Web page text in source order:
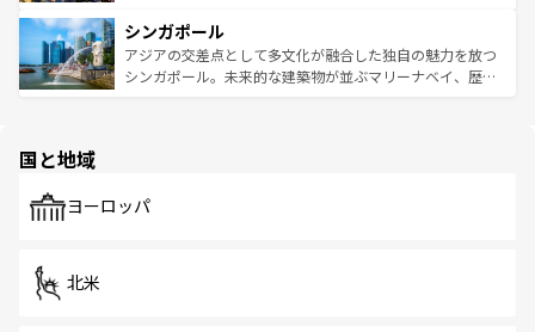
参照してほしい。
激する。気候は一年中温暖で、どの季節にも異なる楽しみ
が待っている。親しみやすいタイの人々、仏教を中心とし
た文化、そして多様な観光資源が、訪れる旅人を魅了し続
み、どこを訪れても感動するはず。観光スポットが密集し
ており、効率よく見どころを回れるのも魅力。息をのむよ
うな絶景から文化的な体験まで、香港を存分に楽しみ尽く
シンガポール
アジアの交差点として多文化が融合した独自の魅力を放つ
シンガポール。未来的な建築物が並ぶマリーナベイ、歴史
で、ホーカーズは地元の風情を楽しめる外せないスポット
国と地域
ヨーロッパ
北米